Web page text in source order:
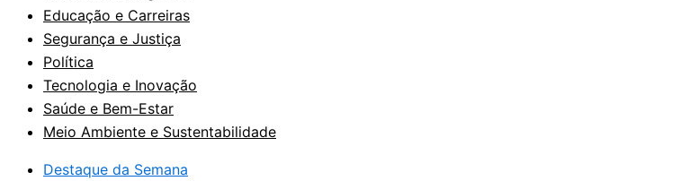
Educação e Carreiras
Segurança e Justiça
Política
Tecnologia e Inovação
Saúde e Bem-Estar
Meio Ambiente e Sustentabilidade
Destaque da Semana